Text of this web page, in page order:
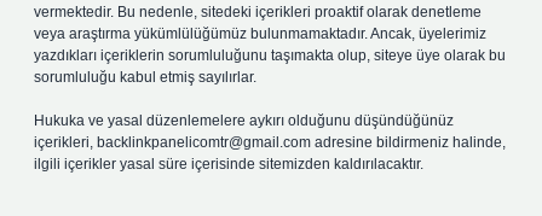
vermektedir. Bu nedenle, sitedeki içerikleri proaktif olarak denetleme
veya araştırma yükümlülüğümüz bulunmamaktadır. Ancak, üyelerimiz
yazdıkları içeriklerin sorumluluğunu taşımakta olup, siteye üye olarak bu
sorumluluğu kabul etmiş sayılırlar.
Hukuka ve yasal düzenlemelere aykırı olduğunu düşündüğünüz
içerikleri, backlinkpanelicomtr@gmail.com adresine bildirmeniz halinde,
ilgili içerikler yasal süre içerisinde sitemizden kaldırılacaktır.